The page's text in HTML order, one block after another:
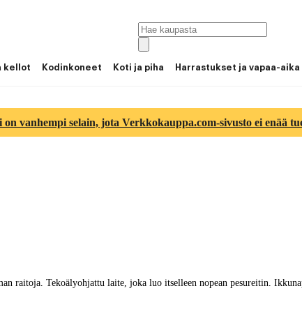
kellot Kodinkoneet Koti ja piha Harrastukset ja vapaa-aika
on vanhempi selain, jota Verkkokauppa.com-sivusto ei enää
raitoja. Tekoälyohjattu laite, joka luo itselleen nopean pesureitin.